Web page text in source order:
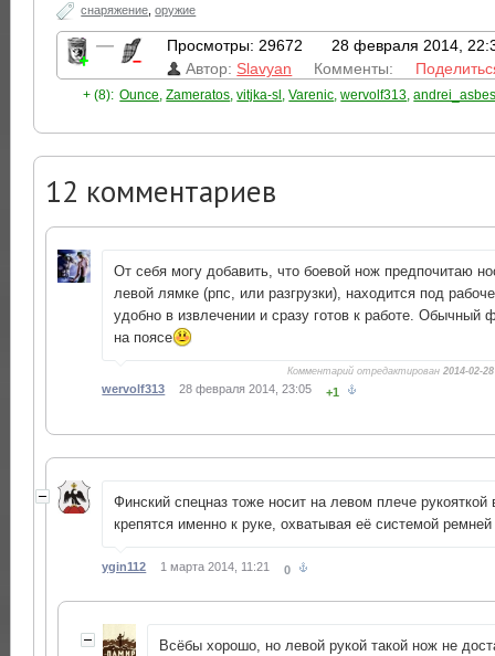
снаряжение,оружие
— Просмотры: 29672
28 февраля 2014,
Автор: Slavyan Комменты:
+ (8): Ounce,Zameratos,vitjka-sl ,Varenic,wervolf313,
12 комментариев
От себя могу добавить, что боевой нож предпочитаю
левой лямке (рпс, или разгрузки), находится под
удобно в извлечении и сразу готов к работе. Обычный
на поясе
Комментарий отредактирован2014-02-
wervolf313 28 февраля 2014, 23:05 +1
Финский спецназ тоже носит на левом плече
крепятся именно к руке, охватывая её системой ремней
ygin112 1 марта 2014, 11:21 0
Всёбы хорошо, но левой рукой такой нож не